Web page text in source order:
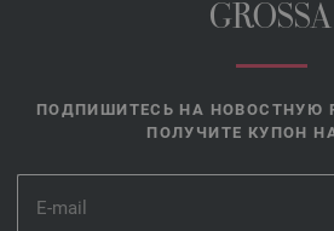
GROSSA
ПОДПИШИТЕСЬ НА НОВОСТНУЮ
ПОЛУЧИТЕ КУПОН